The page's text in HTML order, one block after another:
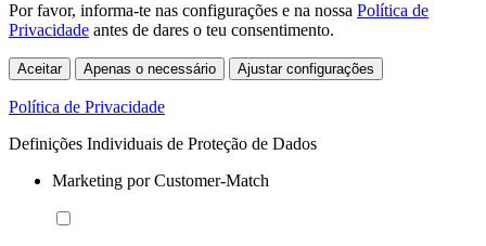
Por favor, informa-te nas configurações e na nossa Política de
Privacidade antes de dares o teu consentimento.
Aceitar Apenas o necessário Ajustar configurações
Política de Privacidade
Definições Individuais de Proteção de Dados
Marketing por Customer-Match